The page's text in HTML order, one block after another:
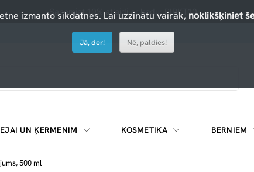
Saņemiet 10% atlaidi ar kodu: PIRKT10
UN ĶERMENIM KOSMĒTIKA BĒRNIEM
500 ml
izmanto sīkdatnes. Lai uzzinātu vairāk, noklikšķiniet
Jā, der! Nē, paldies!